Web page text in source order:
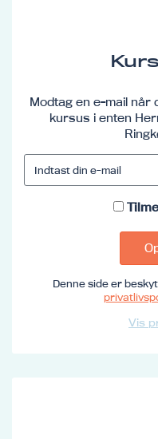
Modtag en e-mail når
kursus i enten
Denne side er
Vis